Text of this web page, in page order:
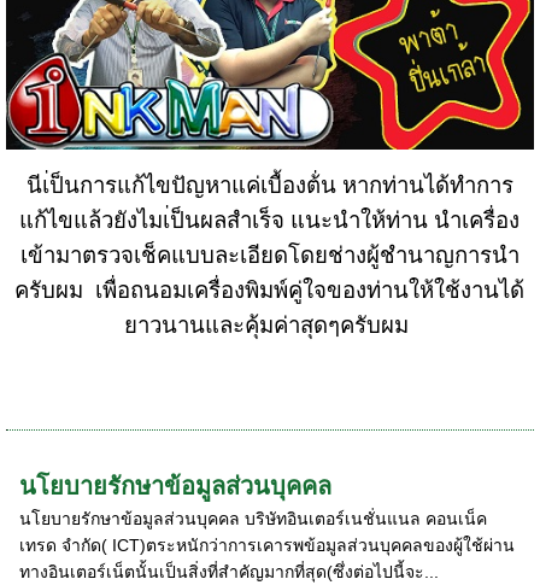
นีเ่ป็นการแก้ไขปัญหาแค่เบื้องต้่น หากท่านได้ทำการ
แก้ไขแล้วยังไมเ่ป็นผลสำเร็จ แนะนำให้ท่าน นำเครื่อง
เข้ามาตรวจเช็คแบบละเอียดโดยช่างผู้ชำนาญการนำ
ครับผม เพื่อถนอมเครื่องพิมพ์คู่ใจของท่านให้ใช้งานได้
ยาวนานและคุ้มค่าสุดๆครับผม
นโยบายรักษาข้อมูลส่วนบุคคล
นโยบายรักษาข้อมูลส่วนบุคคล บริษัทอินเตอร์เนชั่นแนล คอนเน็ค
เทรด จำกัด( ICT)ตระหนักว่าการเคารพข้อมูลส่วนบุคคลของผู้ใช้ผ่าน
ทางอินเตอร์เน็ตนั้นเป็นสิ่งที่สำคัญมากที่สุด(ซึ่งต่อไปนี้จะ...